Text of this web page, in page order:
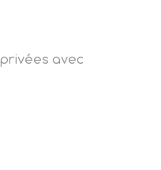
avec